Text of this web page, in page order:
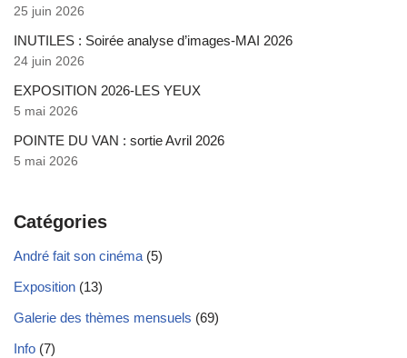
25 juin 2026
INUTILES : Soirée analyse d’images-MAI 2026
24 juin 2026
EXPOSITION 2026-LES YEUX
5 mai 2026
POINTE DU VAN : sortie Avril 2026
5 mai 2026
Catégories
André fait son cinéma (5)
Exposition (13)
Galerie des thèmes mensuels (69)
Info (7)